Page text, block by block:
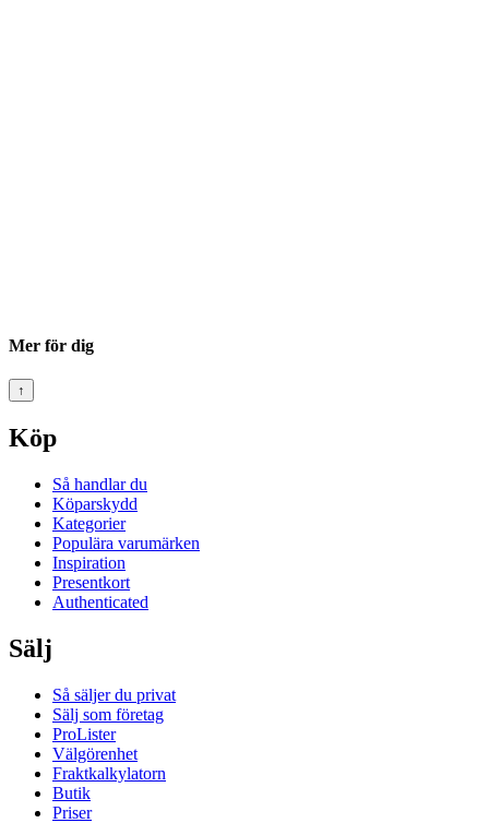
Mer för dig
↑
Köp
Så handlar du
Köparskydd
Kategorier
Populära varumärken
Inspiration
Presentkort
Authenticated
Sälj
Så säljer du privat
Sälj som företag
ProLister
Välgörenhet
Fraktkalkylatorn
Butik
Priser